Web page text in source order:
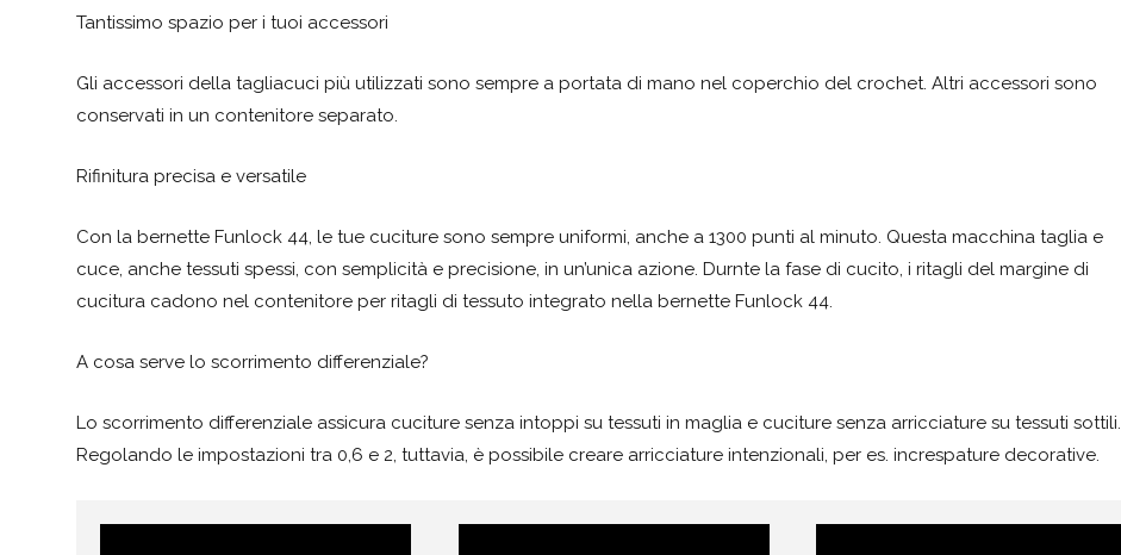
Tantissimo spazio per i tuoi accessori
Gli accessori della tagliacuci più utilizzati sono sempre a portata di mano nel coperchio del crochet. Altri accessori sono
conservati in un contenitore separato.
Rifinitura precisa e versatile
Con la bernette Funlock 44, le tue cuciture sono sempre uniformi, anche a 1300 punti al minuto. Questa macchina taglia e
cuce, anche tessuti spessi, con semplicità e precisione, in un’unica azione. Durnte la fase di cucito, i ritagli del margine di
cucitura cadono nel contenitore per ritagli di tessuto integrato nella bernette Funlock 44.
A cosa serve lo scorrimento differenziale?
Lo scorrimento differenziale assicura cuciture senza intoppi su tessuti in maglia e cuciture senza arricciature su tessuti sottili.
Regolando le impostazioni tra 0,6 e 2, tuttavia, è possibile creare arricciature intenzionali, per es. increspature decorative.